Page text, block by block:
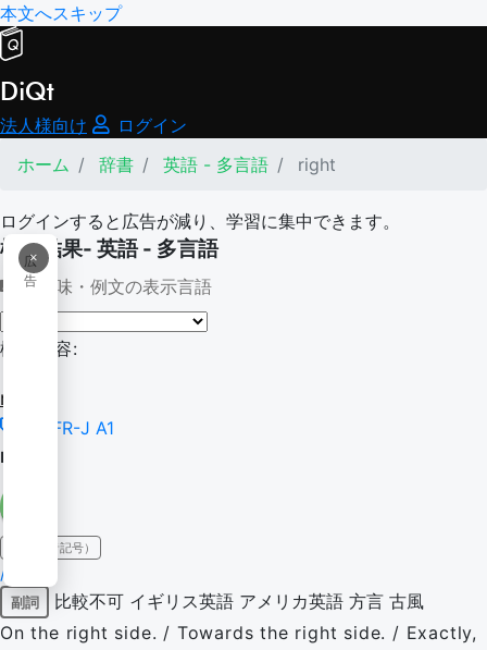
本文へスキップ
DiQt
法人様向け
ログイン
ホーム
辞書 英語 - 多言語 right
ログインすると広告が減り、学習に集中できます。
×
広
告
検索結果- 英語 - 多言語
意味・例文の表示言語
検索内容:
right
CEFR-J A1
right
IPA（発音記号）
/ˈɹaɪt/
副詞 比較不可 イギリス英語 アメリカ英語 方言 古風
On the right side. / Towards the right side. / Exactly,